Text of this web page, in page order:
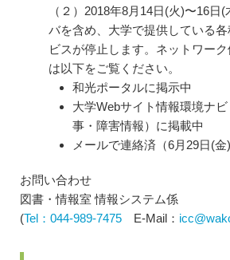
（２）2018年8月14日(火)〜16日
バを含め、大学で提供している
ビスが停止します。ネットワー
は以下をご覧ください。
和光ポータルに掲示中
大学Webサイト情報環境ナ
事・障害情報）に掲載中
メールで連絡済（6月29日(金)
お問い合わせ
図書・情報室 情報システム係
(Tel：044-989-7475 E-Mail：